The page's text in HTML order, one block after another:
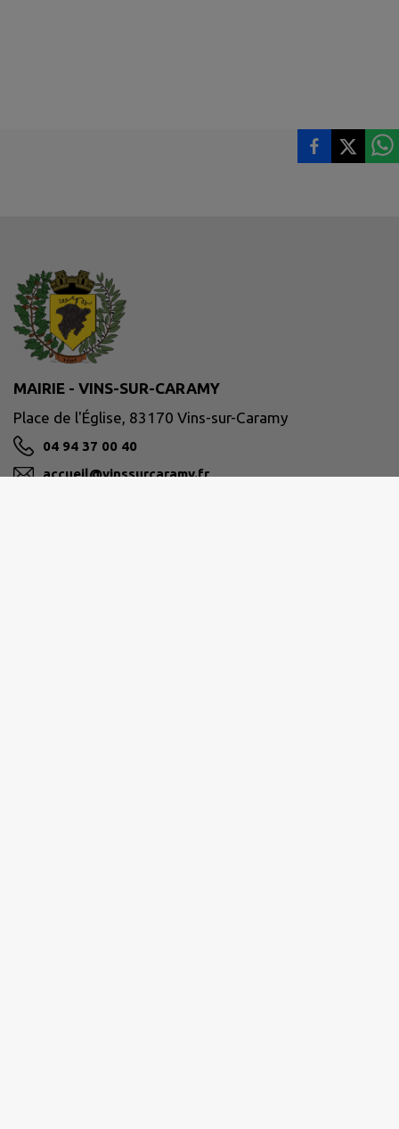
MAIRIE - VINS-SUR-CARAMY
Place de l'Église, 83170 Vins-sur-Caramy
04 94 37 00 40
accueil@vinssurcaramy.fr